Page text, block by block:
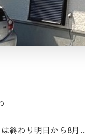
終わり明日から8月